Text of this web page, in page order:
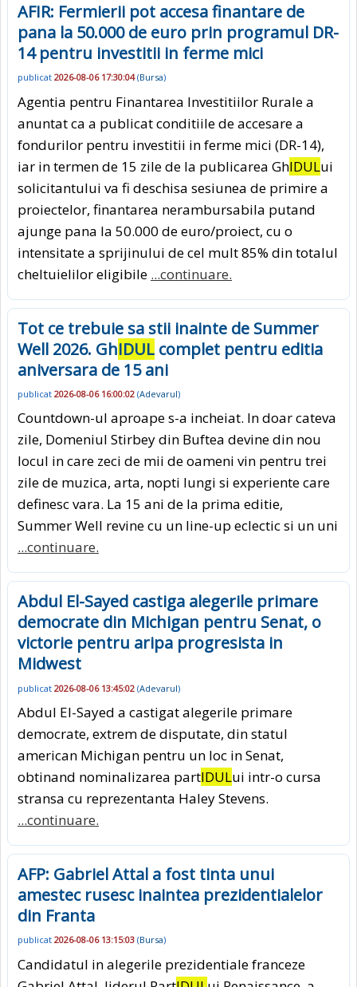
AFIR: Fermierii pot accesa finantare de
pana la 50.000 de euro prin programul DR-
14 pentru investitii in ferme mici
publicat 2026-08-06 17:30:04(Bursa)
Agentia pentru Finantarea Investitiilor Rurale a
anuntat ca a publicat conditiile de accesare a
fondurilor pentru investitii in ferme mici (DR-14),
iar in termen de 15 zile de la publicarea GhIDULui
solicitantului va fi deschisa sesiunea de primire a
proiectelor, finantarea nerambursabila putand
ajunge pana la 50.000 de euro/proiect, cu o
intensitate a sprijinului de cel mult 85% din totalul
cheltuielilor eligibile ...continuare.
Tot ce trebuie sa stii inainte de Summer
Well 2026. GhIDUL complet pentru editia
aniversara de 15 ani
publicat 2026-08-06 16:00:02 (Adevarul)
Countdown-ul aproape s-a incheiat. In doar cateva
zile, Domeniul Stirbey din Buftea devine din nou
locul in care zeci de mii de oameni vin pentru trei
zile de muzica, arta, nopti lungi si experiente care
definesc vara. La 15 ani de la prima editie,
Summer Well revine cu un line-up eclectic si un uni
...continuare.
Abdul El-Sayed castiga alegerile primare
democrate din Michigan pentru Senat, o
victorie pentru aripa progresista in
Midwest
publicat 2026-08-06 13:45:02 (Adevarul)
Abdul El-Sayed a castigat alegerile primare
democrate, extrem de disputate, din statul
american Michigan pentru un loc in Senat,
obtinand nominalizarea partIDULui intr-o cursa
stransa cu reprezentanta Haley Stevens.
...continuare.
AFP: Gabriel Attal a fost tinta unui
amestec rusesc inaintea prezidentialelor
din Franta
publicat 2026-08-06 13:15:03 (Bursa)
Candidatul in alegerile prezidentiale franceze